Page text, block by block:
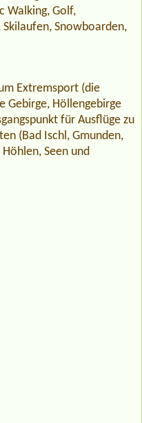
Walking, Golf,
Skilaufen, Snowboarden,
Extremsport (die
Gebirge, Höllengebirge
für Ausflüge zu
(Bad Ischl, Gmunden,
Seen und